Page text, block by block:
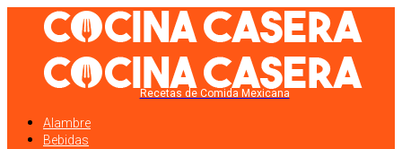
Recetas de Comida Mexicana
Alambre
Bebidas